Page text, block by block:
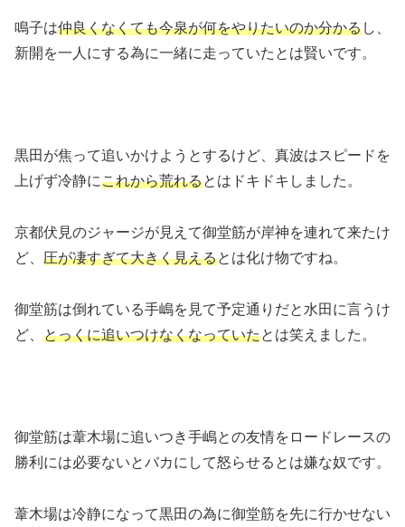
鳴子は仲良くなくても今泉が何をやりたいのか分かるし、
新開を一人にする為に一緒に走っていたとは賢いです。
黒田が焦って追いかけようとするけど、真波はスピードを
上げず冷静にこれから荒れるとはドキドキしました。
京都伏見のジャージが見えて御堂筋が岸神を連れて来たけ
ど、 圧が凄すぎて大きく見えるとは化け物ですね。
御堂筋は倒れている手嶋を見て予定通りだと水田に言うけ
ど、 とっくに追いつけなくなっていたとは笑えました。
御堂筋は葦木場に追いつき手嶋との友情をロードレースの
勝利には必要ないとバカにして怒らせるとは嫌な奴です。
葦木場は冷静になって黒田の為に御堂筋を先に行かせない